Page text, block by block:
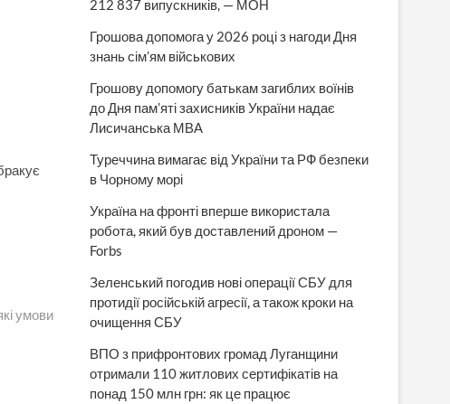
умови
212 837 випускників, — МОН
Грошова допомога у 2026 році з нагоди Дня
знань сім’ям військових
Грошову допомогу батькам загиблих воїнів
до Дня пам’яті захисників України надає
Лисичанська МВА
Туреччина вимагає від України та РФ безпеки
в Чорному морі
Україна на фронті вперше використала
робота, який був доставлений дроном —
Forbs
Зеленський погодив нові операції СБУ для
протидії російській агресії, а також кроки на
очищення СБУ
ВПО з прифронтових громад Луганщини
отримали 110 житлових сертифікатів на
понад 150 млн грн: як це працює